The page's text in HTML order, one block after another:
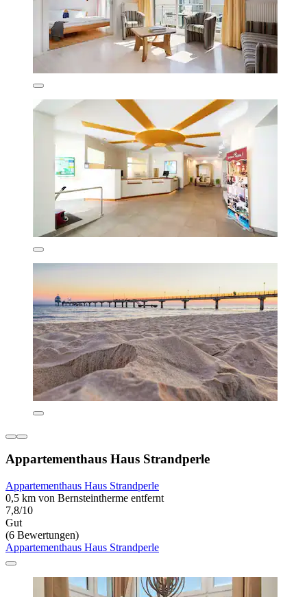
Appartementhaus Haus Strandperle
Appartementhaus Haus Strandperle
0,5 km von Bernsteintherme entfernt
7,8/10
Gut
(6 Bewertungen)
Appartementhaus Haus Strandperle